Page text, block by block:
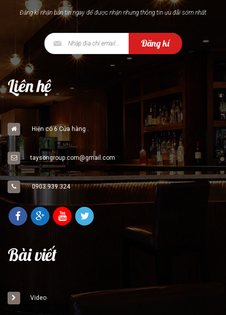
Đăng kí nhận bản tin ngay để được nhận nhưng thông tin ưu đãi sớm nhất
Đăng kí
Liên hệ
Hiện có 6 Cửa hàng .
taysongroup.com@gmail.com
0903.939.324
Bài viết
Video